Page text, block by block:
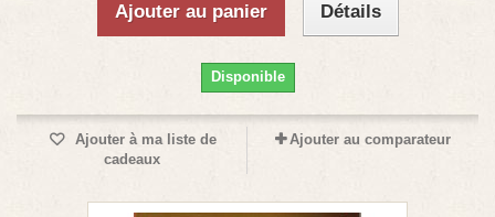
Ajouter au panier Détails
Disponible
Ajouter à ma liste de
cadeaux
Ajouter au comparateur